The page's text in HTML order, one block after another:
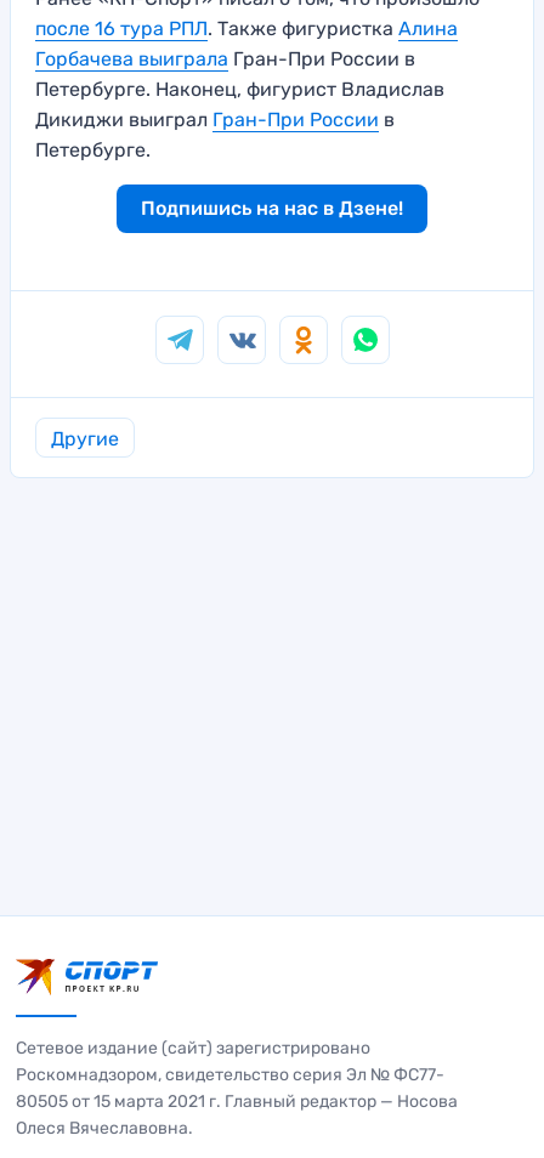
после 16 тура РПЛ. Также фигуристка Алина
Горбачева выиграла Гран-При России в
Петербурге. Наконец, фигурист Владислав
Дикиджи выиграл Гран-При России в
Петербурге.
Подпишись на нас в Дзене!
Другие
Сетевое издание (сайт) зарегистрировано
Роскомнадзором, свидетельство серия Эл № ФС77-
80505 от 15 марта 2021 г. Главный редактор — Носова
Олеся Вячеславовна.